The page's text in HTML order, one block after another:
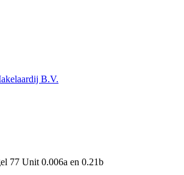
B.V.
77 Unit 0.006a en 0.21b